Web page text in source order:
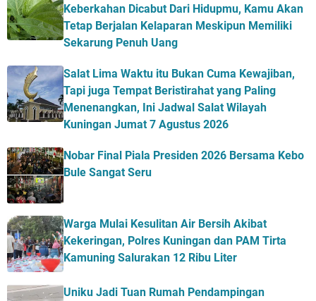
Keberkahan Dicabut Dari Hidupmu, Kamu Akan
Tetap Berjalan Kelaparan Meskipun Memiliki
Sekarung Penuh Uang
Salat Lima Waktu itu Bukan Cuma Kewajiban,
Tapi juga Tempat Beristirahat yang Paling
Menenangkan, Ini Jadwal Salat Wilayah
Kuningan Jumat 7 Agustus 2026
Nobar Final Piala Presiden 2026 Bersama Kebo
Bule Sangat Seru
Warga Mulai Kesulitan Air Bersih Akibat
Kekeringan, Polres Kuningan dan PAM Tirta
Kamuning Salurakan 12 Ribu Liter
Uniku Jadi Tuan Rumah Pendampingan